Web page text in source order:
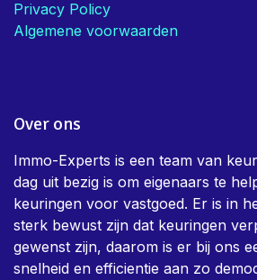
Privacy Policy
Algemene voorwaarden
Over ons
Immo-Experts is een team van
dag uit bezig is om eigenaars te
keuringen voor vastgoed. Er is in
sterk bewust zijn dat keuringen
gewenst zijn, daarom is er bij ons
snelheid en efficientie aan zo